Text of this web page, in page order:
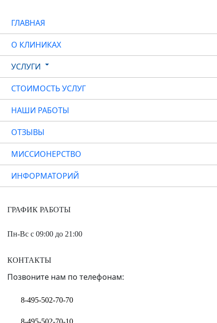
ГЛАВНАЯ
О КЛИНИКАХ
УСЛУГИ
СТОИМОСТЬ УСЛУГ
НАШИ РАБОТЫ
ОТЗЫВЫ
МИССИОНЕРСТВО
ИНФОРМАТОРИЙ
ГРАФИК РАБОТЫ
Пн-Вс с 09:00 до 21:00
КОНТАКТЫ
Позвоните нам по телефонам:
8-495-502-70-70
8-495-502-70-10